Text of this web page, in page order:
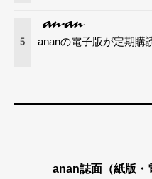
5 ananの電子版が定期購
anan誌面（紙版・